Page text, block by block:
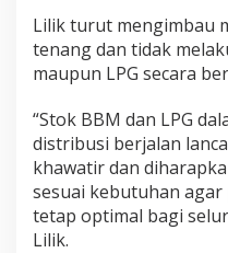
i
u
Lilik turut mengimbau
tenang dan tidak
maupun LPG secara
“Stok BBM dan LPG
distribusi berjalan
khawatir dan
sesuai kebutuhan
tetap optimal bagi
Lilik.